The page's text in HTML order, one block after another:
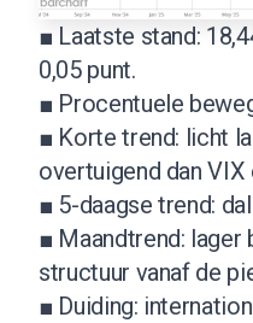
■ Laatste stand:
0,05 punt.
■ Procentuele
■ Korte trend: licht
overtuigend dan VIX
■ 5-daagse trend:
■ Maandtrend: lager
structuur vanaf de
■ Duiding: